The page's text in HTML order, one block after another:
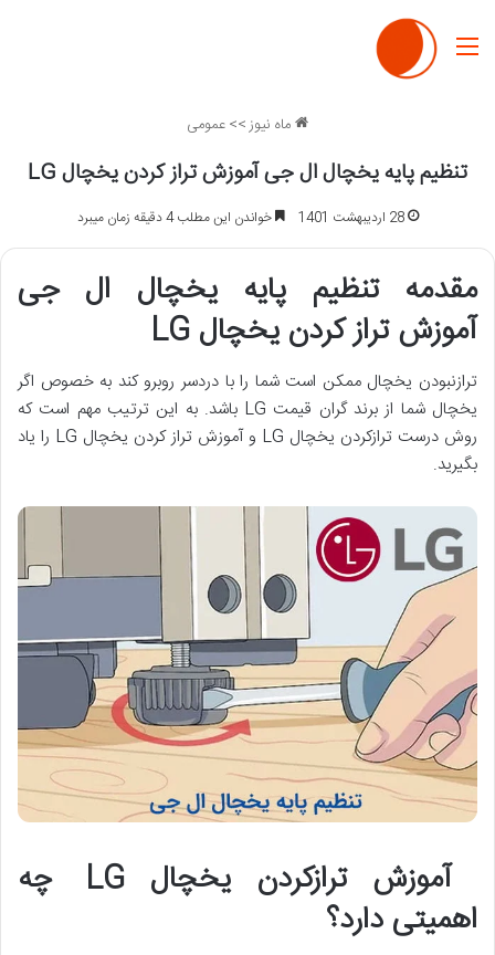
منو
ماه نیوز>>عمومی
تنظیم پایه یخچال ال جی آموزش تراز کردن یخچال LG
28 اردیبهشت 1401 خواندن این مطلب 4 دقیقه زمان میبرد
مقدمه تنظیم پایه یخچال ال جی
آموزش تراز کردن یخچال LG
ترازنبودن یخچال ممکن است شما را با دردسر روبرو کند به خصوص اگر
یخچال شما از برند گران ‌قیمت LG باشد. به این ترتیب مهم است که
روش درست ترازکردن یخچال LG و آموزش تراز کردن یخچال LG را یاد
بگیرید.
آموزش ترازکردن یخچال LG چه
اهمیتی دارد؟